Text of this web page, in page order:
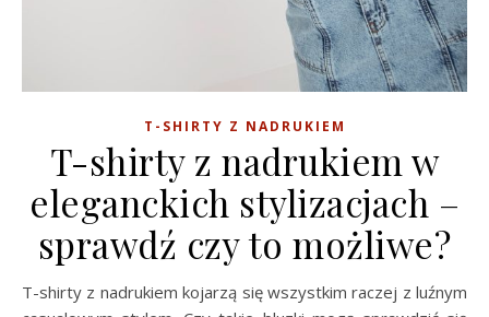
T-SHIRTY Z NADRUKIEM
T-shirty z nadrukiem w
eleganckich stylizacjach –
sprawdź czy to możliwe?
T-shirty z nadrukiem kojarzą się wszystkim raczej z luźnym